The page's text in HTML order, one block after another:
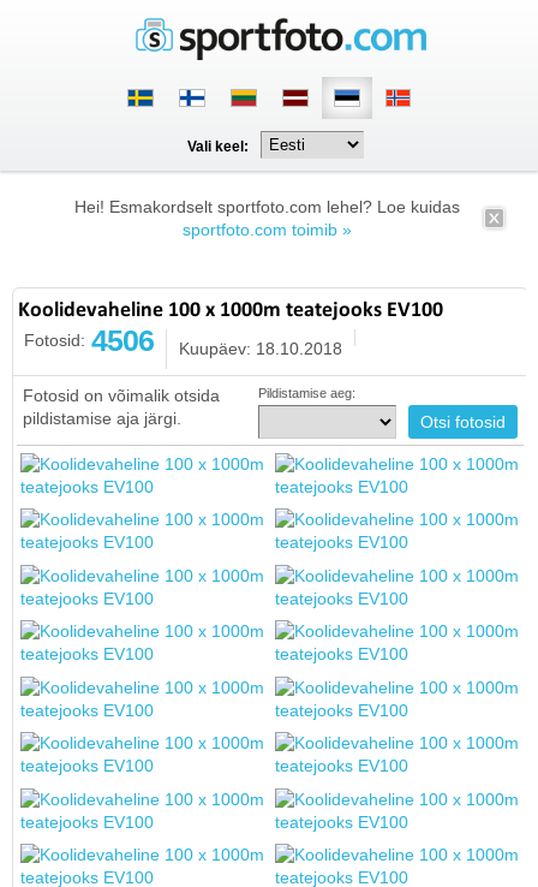
Vali keel:
Hei! Esmakordselt sportfoto.com lehel? Loe kuidas
sportfoto.com toimib »
Koolidevaheline 100 x 1000m teatejooks EV100
Fotosid: 4506 Kuupäev: 18.10.2018
Fotosid on võimalik otsida
pildistamise aja järgi.
Pildistamise aeg: